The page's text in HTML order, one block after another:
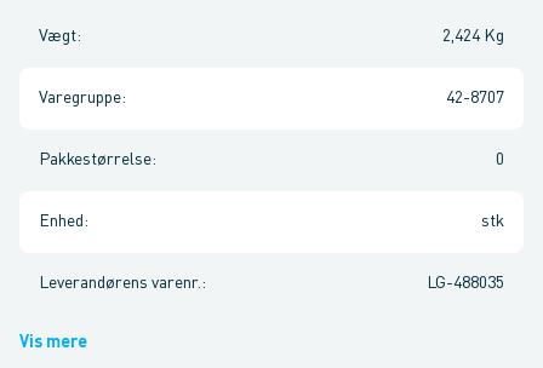
Vægt: 2,424 Kg
Varegruppe: 42-8707
Pakkestørrelse: 0
Enhed : stk
Leverandørens varenr. : LG-488035
Vis mere